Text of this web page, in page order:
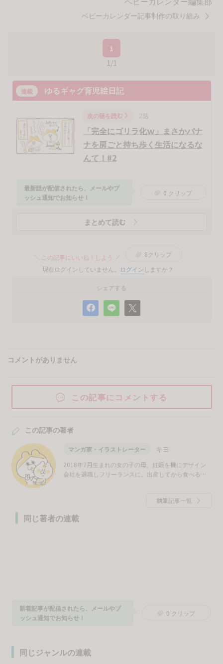
ベビーカレンダー記事制作の取り組み
1
1/1
連載 ゆるギャグ育児絵日記
次の話を読む 2話
「完全にゴリラ化ｗ」まさかバナ
ナを房ごと持ち歩く生活になるな
んて！#2
最新話が配信されたら、メールやプ
ッシュ通知でお知らせ！
0 クリップ
まとめて読む
＼ この記事にいいね！しよう ／ 8クリップ
現在ログインしていません。
ログイン しますか？
シェアする
コメントがありません
この記事にコメントする
この記事の著者
マンガ家・イラストレーター キヨ
2018年7月生まれの女の子の母。妊娠を機にデザイン
会社を退職しフリーランスに。出産してから食べるこ
執筆記事一覧
同じ著者の連載
新着記事が配信されたら、メールやプ
ッシュ通知でお知らせ！
0 クリップ
同じジャンルの連載